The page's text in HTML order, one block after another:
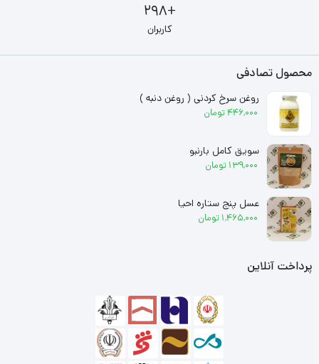
+298
کاربران
محصول تصادفی
روغن سرخ کردنی ( روغن دنبه )
446,000تومان
سویق کامل بارنبو
139,000 تومان
عسل پنج ستاره احیا
1,465,000 تومان
پرداخت آنلاین